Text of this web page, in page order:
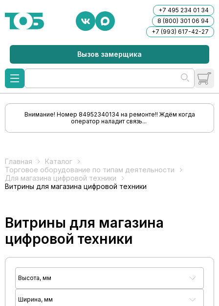
+7 495 234 01 34
8 (800) 301 06 94
+7 (993) 617-42-27
Вызов замерщика
Внимание! Номер 84952340134 на ремонте!! Ждём когда
оператор наладит связь...
Главная
Каталог
Торговое оборудование по типам деятельности
Для магазина цифровой техники
Витрины для магазина цифровой техники
Витрины для магазина
цифровой техники
Высота, мм
Ширина, мм